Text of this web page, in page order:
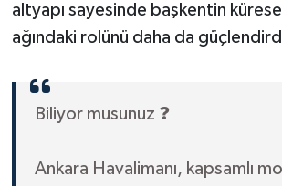
altyapı sayesinde başkentin küresel
ağındaki rolünü daha da
Biliyor musunuz ❓
Ankara Havalimanı, kapsamlı